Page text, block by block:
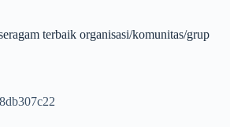
terbaik organisasi/komunitas/grup